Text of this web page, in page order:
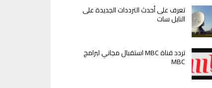
تعرف على أحدث الترددات الجديدة على
النايل سات
تردد قناة MBC استقبال مجاني لبرامج
MBC